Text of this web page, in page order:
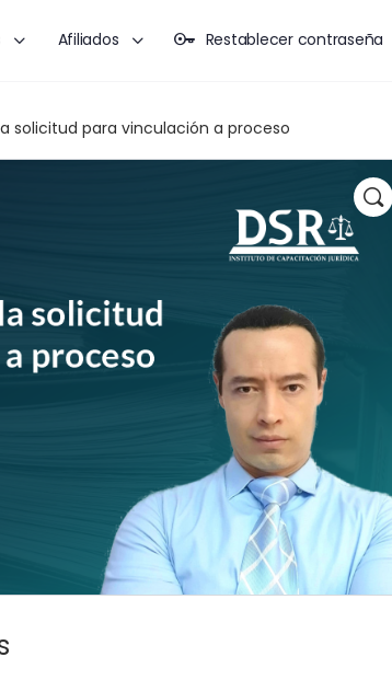
Afiliados Restablecer contraseña
solicitud para vinculación a proceso